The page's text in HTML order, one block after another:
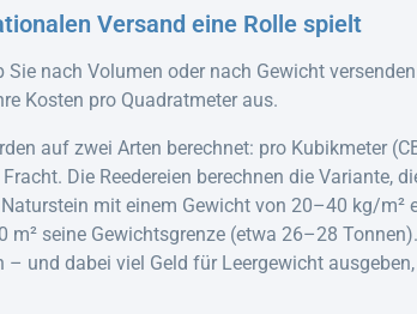
Versand eine Rolle spielt
Sie nach Volumen oder nach Gewicht versenden
Kosten pro Quadratmeter aus.
auf zwei Arten berechnet: pro Kubikmeter
Die Reedereien berechnen die Variante,
mit einem Gewicht von 20–40 kg/m²
m² seine Gewichtsgrenze (etwa 26–28
– und dabei viel Geld für Leergewicht